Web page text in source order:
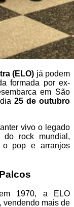
(ELO) já podem
formada por ex-
em São
dia25 de outubro
vivo o legado
rock mundial,
o pop e arranjos
1970, a ELO
vendendo mais de